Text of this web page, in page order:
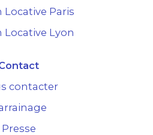
Locative Paris
Locative Lyon
contacter
Presse